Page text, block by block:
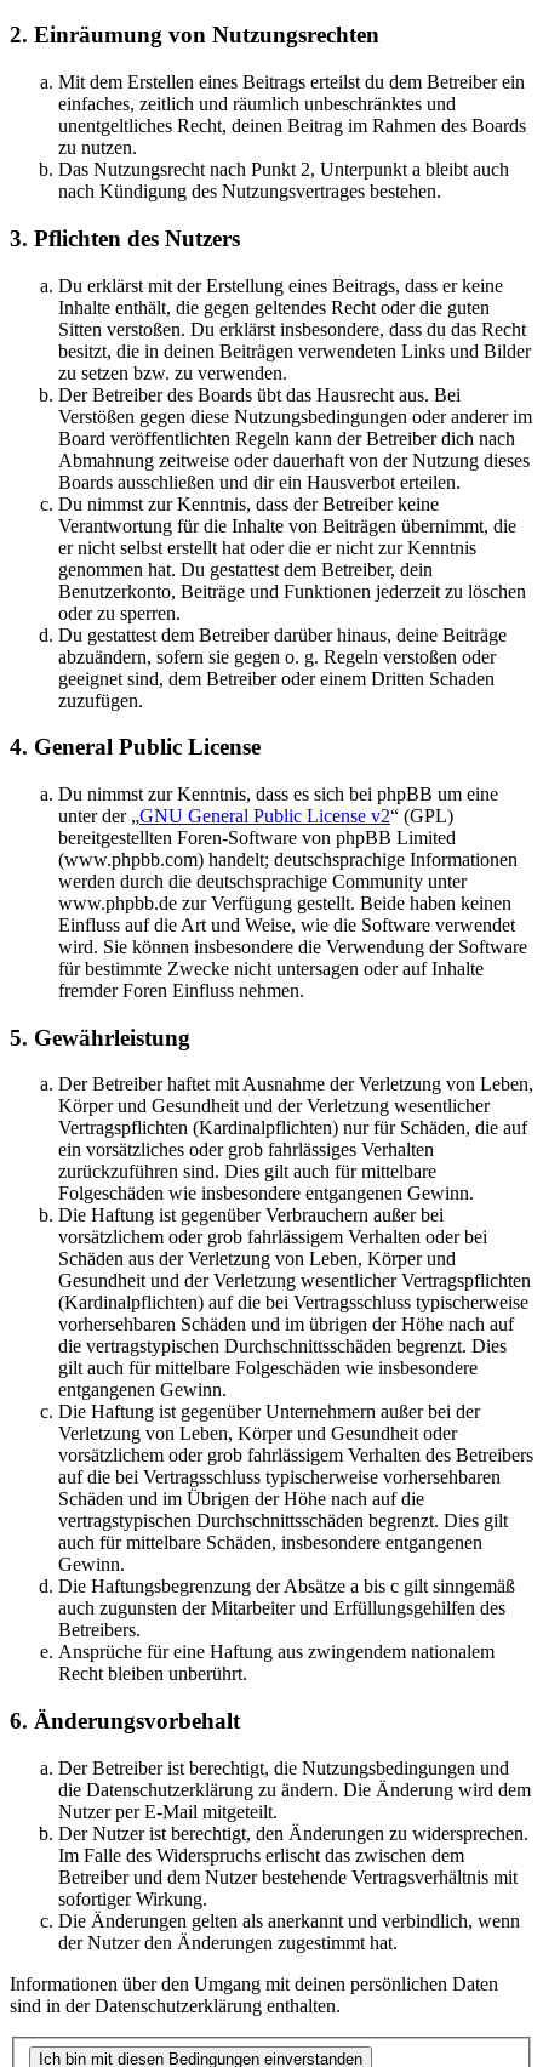
2. Einräumung von Nutzungsrechten
Mit dem Erstellen eines Beitrags erteilst du dem Betreiber ein
einfaches, zeitlich und räumlich unbeschränktes und
unentgeltliches Recht, deinen Beitrag im Rahmen des Boards
zu nutzen.
Das Nutzungsrecht nach Punkt 2, Unterpunkt a bleibt auch
nach Kündigung des Nutzungsvertrages bestehen.
3. Pflichten des Nutzers
Du erklärst mit der Erstellung eines Beitrags, dass er keine
Inhalte enthält, die gegen geltendes Recht oder die guten
Sitten verstoßen. Du erklärst insbesondere, dass du das Recht
besitzt, die in deinen Beiträgen verwendeten Links und Bilder
zu setzen bzw. zu verwenden.
Der Betreiber des Boards übt das Hausrecht aus. Bei
Verstößen gegen diese Nutzungsbedingungen oder anderer im
Board veröffentlichten Regeln kann der Betreiber dich nach
Abmahnung zeitweise oder dauerhaft von der Nutzung dieses
Boards ausschließen und dir ein Hausverbot erteilen.
Du nimmst zur Kenntnis, dass der Betreiber keine
Verantwortung für die Inhalte von Beiträgen übernimmt, die
er nicht selbst erstellt hat oder die er nicht zur Kenntnis
genommen hat. Du gestattest dem Betreiber, dein
Benutzerkonto, Beiträge und Funktionen jederzeit zu löschen
oder zu sperren.
Du gestattest dem Betreiber darüber hinaus, deine Beiträge
abzuändern, sofern sie gegen o. g. Regeln verstoßen oder
geeignet sind, dem Betreiber oder einem Dritten Schaden
zuzufügen.
4. General Public License
Du nimmst zur Kenntnis, dass es sich bei phpBB um eine
unter der „GNU General Public License v2“ (GPL)
bereitgestellten Foren-Software von phpBB Limited
(www.phpbb.com) handelt; deutschsprachige Informationen
werden durch die deutschsprachige Community unter
www.phpbb.de zur Verfügung gestellt. Beide haben keinen
Einfluss auf die Art und Weise, wie die Software verwendet
wird. Sie können insbesondere die Verwendung der Software
für bestimmte Zwecke nicht untersagen oder auf Inhalte
fremder Foren Einfluss nehmen.
5. Gewährleistung
Der Betreiber haftet mit Ausnahme der Verletzung von Leben,
Körper und Gesundheit und der Verletzung wesentlicher
Vertragspflichten (Kardinalpflichten) nur für Schäden, die auf
ein vorsätzliches oder grob fahrlässiges Verhalten
zurückzuführen sind. Dies gilt auch für mittelbare
Folgeschäden wie insbesondere entgangenen Gewinn.
Die Haftung ist gegenüber Verbrauchern außer bei
vorsätzlichem oder grob fahrlässigem Verhalten oder bei
Schäden aus der Verletzung von Leben, Körper und
Gesundheit und der Verletzung wesentlicher Vertragspflichten
(Kardinalpflichten) auf die bei Vertragsschluss typischerweise
vorhersehbaren Schäden und im übrigen der Höhe nach auf
die vertragstypischen Durchschnittsschäden begrenzt. Dies
gilt auch für mittelbare Folgeschäden wie insbesondere
entgangenen Gewinn.
Die Haftung ist gegenüber Unternehmern außer bei der
Verletzung von Leben, Körper und Gesundheit oder
vorsätzlichem oder grob fahrlässigem Verhalten des Betreibers
auf die bei Vertragsschluss typischerweise vorhersehbaren
Schäden und im Übrigen der Höhe nach auf die
vertragstypischen Durchschnittsschäden begrenzt. Dies gilt
auch für mittelbare Schäden, insbesondere entgangenen
Gewinn.
Die Haftungsbegrenzung der Absätze a bis c gilt sinngemäß
auch zugunsten der Mitarbeiter und Erfüllungsgehilfen des
Betreibers.
Ansprüche für eine Haftung aus zwingendem nationalem
Recht bleiben unberührt.
6. Änderungsvorbehalt
Der Betreiber ist berechtigt, die Nutzungsbedingungen und
die Datenschutzerklärung zu ändern. Die Änderung wird dem
Nutzer per E-Mail mitgeteilt.
Der Nutzer ist berechtigt, den Änderungen zu widersprechen.
Im Falle des Widerspruchs erlischt das zwischen dem
Betreiber und dem Nutzer bestehende Vertragsverhältnis mit
sofortiger Wirkung.
Die Änderungen gelten als anerkannt und verbindlich, wenn
der Nutzer den Änderungen zugestimmt hat.
Informationen über den Umgang mit deinen persönlichen Daten
sind in der Datenschutzerklärung enthalten.